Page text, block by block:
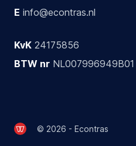
E info@econtras.nl
KvK 24175856
BTW nr NL007996949B01
© 2026 - Econtras